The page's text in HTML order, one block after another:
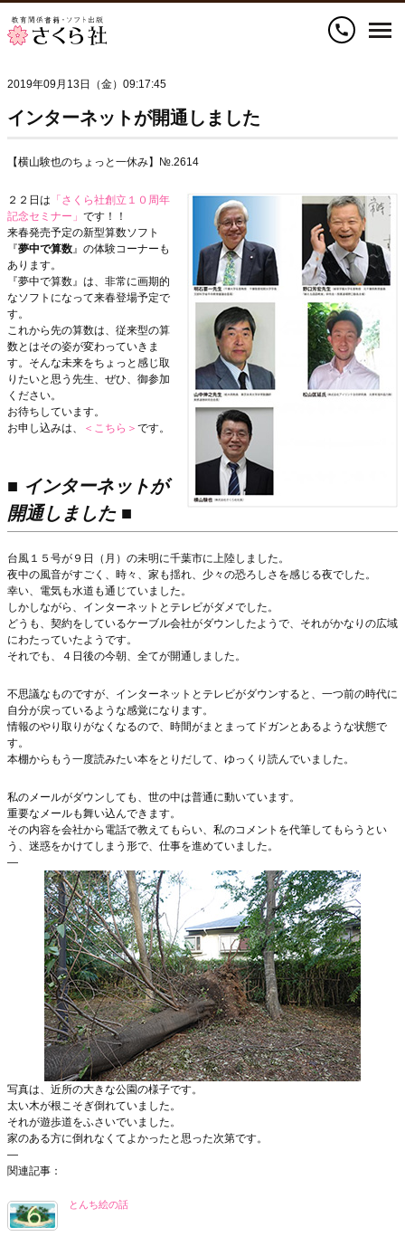
call
2019年09月13日（金）09:17:45
インターネットが開通しました
【横山験也のちょっと一休み】№.2614
２２日は 「さくら社創立１０周年
記念セミナー」 です！！
来春発売予定の新型算数ソフト
『夢中で算数』の体験コーナーも
あります。
『夢中で算数』は、非常に画期的
なソフトになって来春登場予定で
す。
これから先の算数は、従来型の算
数とはその姿が変わっていきま
す。そんな未来をちょっと感じ取
りたいと思う先生、ぜひ、御参加
ください。
お待ちしています。
お申し込みは、
＜こちら＞ です。
■ インターネットが
開通しました ■
台風１５号が９日（月）の未明に千葉市に上陸しました。
夜中の風音がすごく、時々、家も揺れ、少々の恐ろしさを感じる夜でした。
幸い、電気も水道も通じていました。
しかしながら、インターネットとテレビがダメでした。
どうも、契約をしているケーブル会社がダウンしたようで、それがかなりの広域
にわたっていたようです。
それでも、４日後の今朝、全てが開通しました。
不思議なものですが、インターネットとテレビがダウンすると、一つ前の時代に
自分が戻っているような感覚になります。
情報のやり取りがなくなるので、時間がまとまってドガンとあるような状態で
す。
本棚からもう一度読みたい本をとりだして、ゆっくり読んでいました。
私のメールがダウンしても、世の中は普通に動いています。
重要なメールも舞い込んできます。
その内容を会社から電話で教えてもらい、私のコメントを代筆してもらうとい
う、迷惑をかけてしまう形で、仕事を進めていました。
—
写真は、近所の大きな公園の様子です。
太い木が根こそぎ倒れていました。
それが遊歩道をふさいでいました。
家のある方に倒れなくてよかったと思った次第です。
—
関連記事：
とんち絵の話